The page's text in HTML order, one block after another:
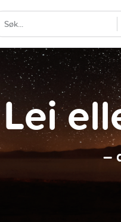
Lei
–